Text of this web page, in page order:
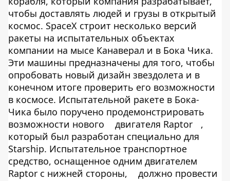
чтобы доставлять людей и грузы в открытый
космос. SpaceX строит несколько версий
ракеты на испытательных объектах
компании на мысе Канаверал и в Бока Чика.
Эти машины предназначены для того, чтобы
опробовать новый дизайн звездолета и в
конечном итоге проверить его возможности
в космосе. Испытательной ракете в Бока-
Чика было поручено продемонстрировать
возможности нового
двигателя Raptor
,
который был разработан специально для
Starship. Испытательное транспортное
средство, оснащенное одним двигателем
Raptor с нижней стороны,
должно провести